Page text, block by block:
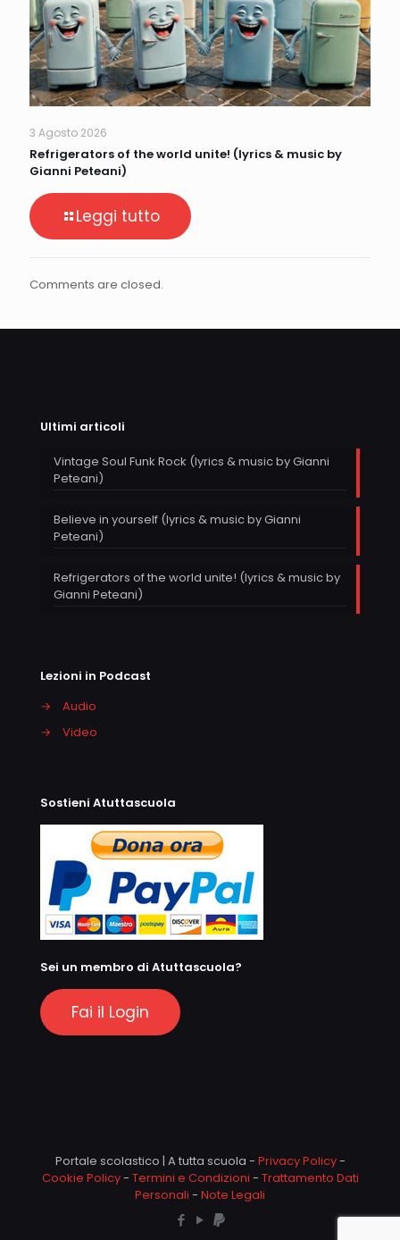
3 Agosto 2026
Refrigerators of the world unite! (lyrics & music by
Gianni Peteani)
Leggi tutto
Comments are closed.
Ultimi articoli
Vintage Soul Funk Rock (lyrics & music by Gianni
Peteani)
Believe in yourself (lyrics & music by Gianni
Peteani)
Refrigerators of the world unite! (lyrics & music by
Gianni Peteani)
Lezioni in Podcast
→
Audio
→
Video
Sostieni Atuttascuola
Sei un membro di Atuttascuola?
Fai il Login
Portale scolastico | A tutta scuola - Privacy Policy-
Cookie Policy- Termini e Condizioni - Trattamento Dati
Personali - Note Legali